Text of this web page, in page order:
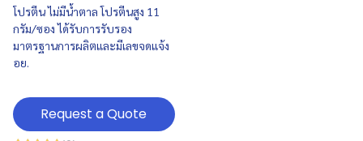
โปรตีน ไม่มีน้ำตาล โปรตีนสูง 11
กรัม/ซอง ได้รับการรับรอง
มาตรฐานการผลิตและมีเลขจดแจ้ง
อย.
Request a Quote